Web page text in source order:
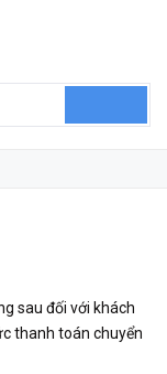
sau đối với khách
thanh toán chuyển